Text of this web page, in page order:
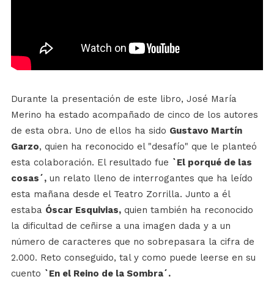
Durante la presentación de este libro, José María
Merino ha estado acompañado de cinco de los autores
de esta obra. Uno de ellos ha sido Gustavo Martín
Garzo, quien ha reconocido el "desafío" que le planteó
esta colaboración. El resultado fue `El porqué de las
cosas´,un relato lleno de interrogantes que ha leído
esta mañana desde el Teatro Zorrilla. Junto a él
estaba Óscar Esquivias,quien también ha reconocido
la dificultad de ceñirse a una imagen dada y a un
número de caracteres que no sobrepasara la cifra de
2.000. Reto conseguido, tal y como puede leerse en su
cuento `En el Reino de la Sombra´.